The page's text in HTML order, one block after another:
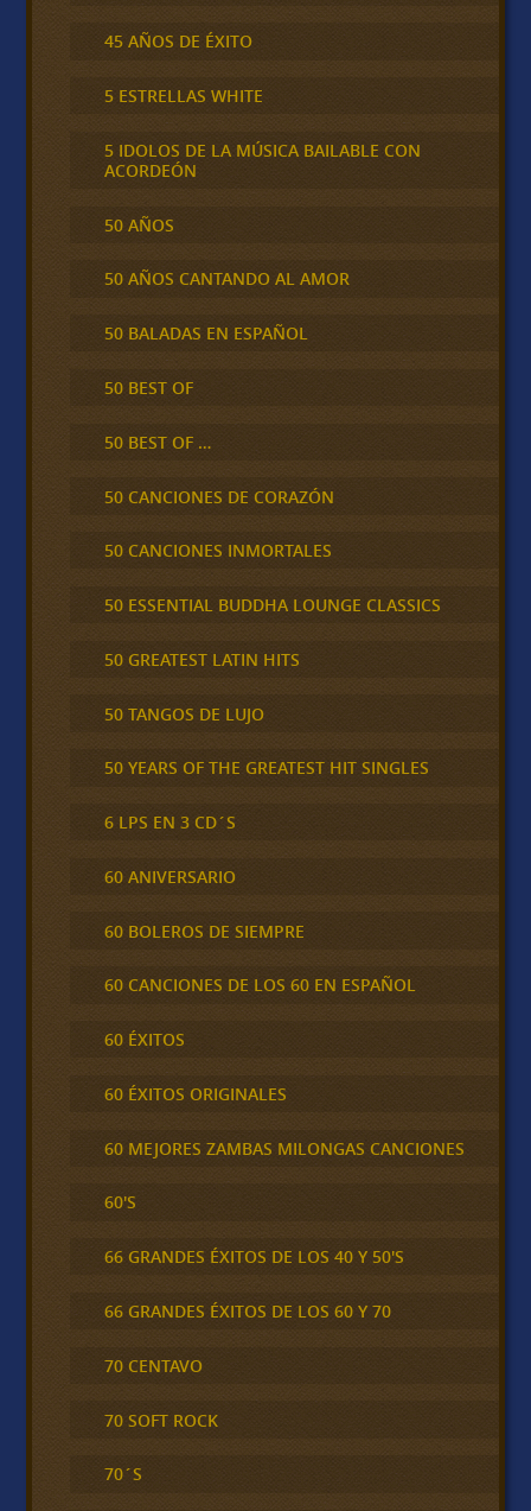
45 AÑOS DE ÉXITO
5 ESTRELLAS WHITE
5 IDOLOS DE LA MÚSICA BAILABLE CON
ACORDEÓN
50 AÑOS
50 AÑOS CANTANDO AL AMOR
50 BALADAS EN ESPAÑOL
50 BEST OF
50 BEST OF …
50 CANCIONES DE CORAZÓN
50 CANCIONES INMORTALES
50 ESSENTIAL BUDDHA LOUNGE CLASSICS
50 GREATEST LATIN HITS
50 TANGOS DE LUJO
50 YEARS OF THE GREATEST HIT SINGLES
6 LPS EN 3 CD´S
60 ANIVERSARIO
60 BOLEROS DE SIEMPRE
60 CANCIONES DE LOS 60 EN ESPAÑOL
60 ÉXITOS
60 ÉXITOS ORIGINALES
60 MEJORES ZAMBAS MILONGAS CANCIONES
60'S
66 GRANDES ÉXITOS DE LOS 40 Y 50'S
66 GRANDES ÉXITOS DE LOS 60 Y 70
70 CENTAVO
70 SOFT ROCK
70´S